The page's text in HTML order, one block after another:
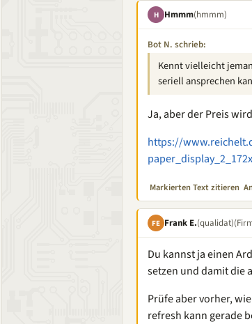
H Hmmm(hmmm)
Bot N. schrieb:
Kennt vielleicht
seriell ansprechen
Ja, aber der Preis
https://
Markierten Text zitieren
FE Frank E.(qualidat)
Du kannst ja einen
setzen und damit die
Prüfe aber vorher,
refresh kann gerade